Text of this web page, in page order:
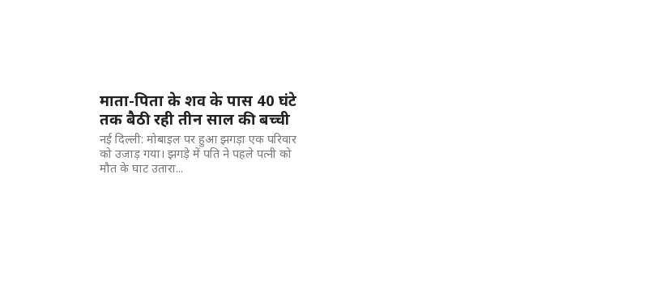
माता-पिता के शव के पास 40 घंटे
तक बैठी रही तीन साल की बच्ची
नई दिल्ली: मोबाइल पर हुआ झगड़ा एक परिवार
को उजाड़ गया। झगड़े में पति ने पहले पत्नी को
मौत के घाट उतारा...